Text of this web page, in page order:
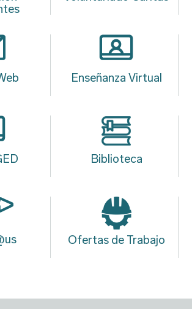
Enseñanza Virtual
Biblioteca
Ofertas de Trabajo